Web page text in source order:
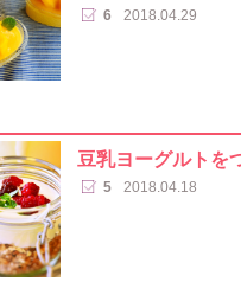
6 2018.04.29
豆乳ヨーグルトを
5 2018.04.18